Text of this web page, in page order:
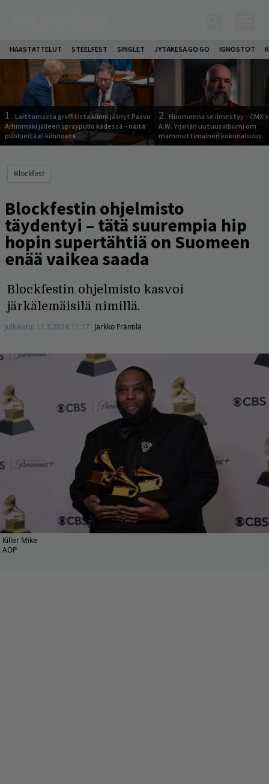
HAASTATTELUT STEELFEST SINGLET JYTÄKESÄ GO GO IGNOSTOT
1. Laittomasta graffitista kiinni jäänyt Paavo
Arhinmäki jälleen spraypullo kädessä – näitä
puolueita ei kiinnosta
2. Huomenna se ilmestyy –
A.W. Yrjänän uutuusalbumi om
mammuttimainen kokonaisuus
Blockfest
Blockfestin ohjelmisto
täydentyi – tätä suurempia hip
hopin supertähtiä on Suomeen
enää vaikea saada
Blockfestin ohjelmisto kasvoi
järkälemäisilä nimillä.
Julkaistu: 11.3.2024 11:17 Jarkko Fräntilä
Killer Mike
AOP